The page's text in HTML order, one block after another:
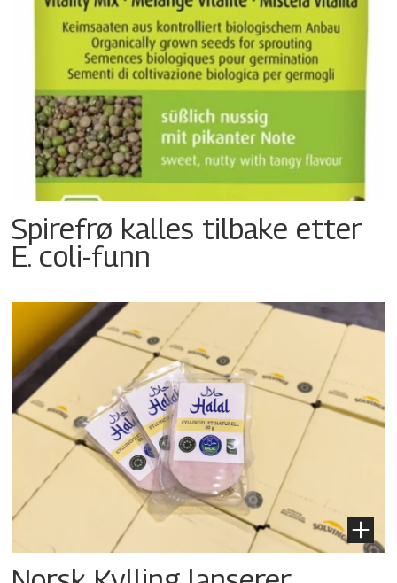
Spirefrø kalles tilbake etter
E. coli-funn